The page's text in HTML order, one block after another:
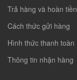
Trả hàng và hoàn tiền
Cách thức gửi hàng
Hình thức thanh toàn
Thông tin nhận hàng